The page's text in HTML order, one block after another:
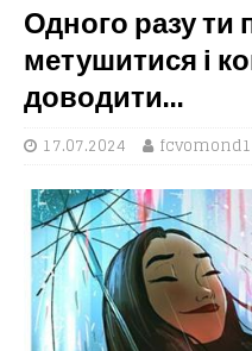
Одного разу ти
метушитися і
доводити…
17.07.2024 fcvomond1